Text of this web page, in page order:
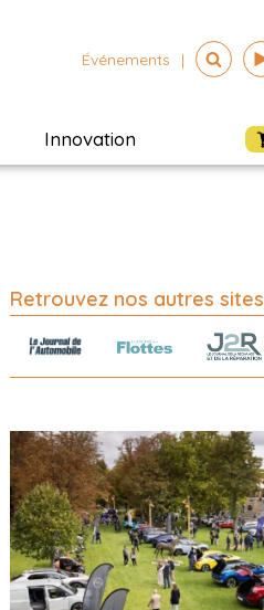
Événements |
Innovation
Retrouvez nos autres sites